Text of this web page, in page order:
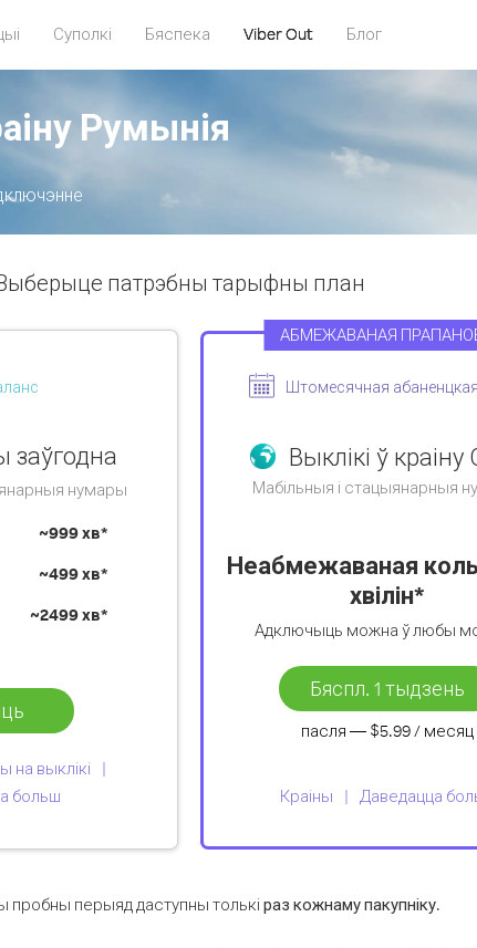
Суполкі Бяспека Viber Out Блог
Румынія
патрэбны тарыфны план
заўгодна
нумары
~999 хв*
~499 хв*
~2499 хв*
на выклікі
больш
АБМЕЖАВАНАЯ
Штомесячная
Выклікі ў краіну
Мабільныя і стацыянарныя
Неабмежаваная
хвілін*
Адключыць можна ў любы
Бяспл. 1 тыдзень
пасля — $5.99/ месяц
Краіны Даведацца
пробны перыяд даступны толькіраз кожнаму пакупніку.